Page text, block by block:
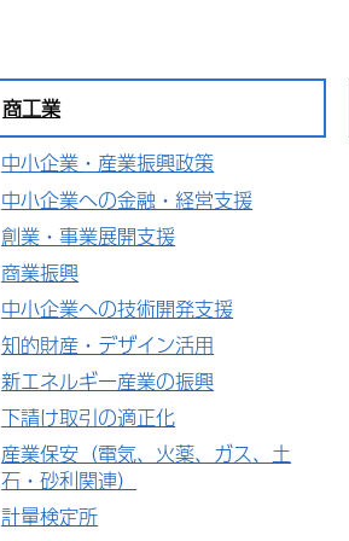
商工業
中小企業・産業振興政策
中小企業への金融・経営支援
創業・事業展開支援
商業振興
中小企業への技術開発支援
知的財産・デザイン活用
新エネルギー産業の振興
下請け取引の適正化
産業保安（電気、火薬、ガス、土
石・砂利関連）
計量検定所